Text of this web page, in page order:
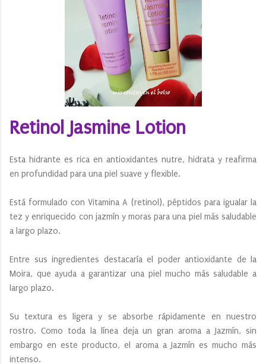
Retinol Jasmine Lotion
Esta hidrante es rica en antioxidantes nutre, hidrata y reafirma
en profundidad para una piel suave y flexible.
Está formulado con Vitamina A (retinol), péptidos para igualar la
tez y enriquecido con jazmín y moras para una piel más saludable
a largo plazo.
Entre sus ingredientes destacaría el poder antioxidante de la
Moira, que ayuda a garantizar una piel mucho más saludable a
largo plazo.
Su textura es ligera y se absorbe rápidamente en nuestro
rostro. Como toda la línea deja un gran aroma a Jazmín, sin
embargo en este producto, el aroma a Jazmín es mucho más
intenso.